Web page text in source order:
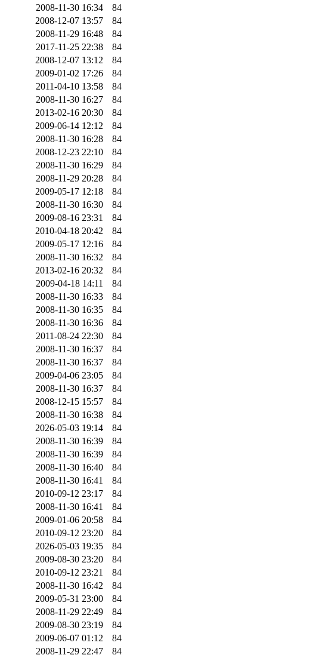
2008-11-30 16:34
84
2008-12-07 13:57
84
2008-11-29 16:48
84
2017-11-25 22:38
84
2008-12-07 13:12
84
2009-01-02 17:26
84
2011-04-10 13:58
84
2008-11-30 16:27
84
2013-02-16 20:30
84
2009-06-14 12:12
84
2008-11-30 16:28
84
2008-12-23 22:10
84
2008-11-30 16:29
84
2008-11-29 20:28
84
2009-05-17 12:18
84
2008-11-30 16:30
84
2009-08-16 23:31
84
2010-04-18 20:42
84
2009-05-17 12:16
84
2008-11-30 16:32
84
2013-02-16 20:32
84
2009-04-18 14:11
84
2008-11-30 16:33
84
2008-11-30 16:35
84
2008-11-30 16:36
84
2011-08-24 22:30
84
2008-11-30 16:37
84
2008-11-30 16:37
84
2009-04-06 23:05
84
2008-11-30 16:37
84
2008-12-15 15:57
84
2008-11-30 16:38
84
2026-05-03 19:14
84
2008-11-30 16:39
84
2008-11-30 16:39
84
2008-11-30 16:40
84
2008-11-30 16:41
84
2010-09-12 23:17
84
2008-11-30 16:41
84
2009-01-06 20:58
84
2010-09-12 23:20
84
2026-05-03 19:35
84
2009-08-30 23:20
84
2010-09-12 23:21
84
2008-11-30 16:42
84
2009-05-31 23:00
84
2008-11-29 22:49
84
2009-08-30 23:19
84
2009-06-07 01:12
84
2008-11-29 22:47
84